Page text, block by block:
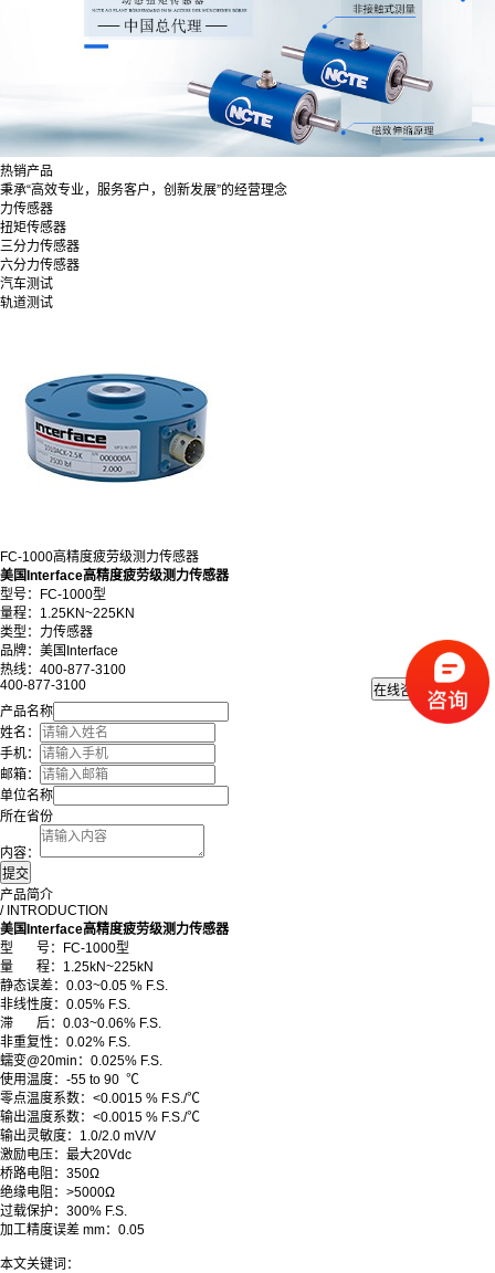
热销产品
秉承“高效专业，服务客户，创新发展”的经营理念
力传感器
扭矩传感器
三分力传感器
六分力传感器
汽车测试
轨道测试
FC-1000高精度疲劳级测力传感器
美国Interface高精度疲劳级测力传感器
型号：FC-1000型
量程：1.25KN~225KN
类型：力传感器
品牌：美国Interface
热线：400-877-3100
400-877-3100
产品名称
姓名：
手机：
邮箱：
单位名称
所在省份
内容：
产品简介
/ INTRODUCTION
美国Interface高精度疲劳级测力传感器
型 号：FC-1000型
量 程：1.25kN~225kN
静态误差：0.03~0.05 % F.S.
非线性度：0.05% F.S.
滞 后：0.03~0.06% F.S.
非重复性：0.02% F.S.
蠕变@20min：0.025% F.S.
使用温度：-55 to 90 ℃
零点温度系数：<0.0015 % F.S./℃
输出温度系数：<0.0015 % F.S./℃
输出灵敏度：1.0/2.0 mV/V
激励电压：最大20Vdc
桥路电阻：350Ω
绝缘电阻：>5000Ω
过载保护：300% F.S.
加工精度误差 mm：0.05
本文关键词：